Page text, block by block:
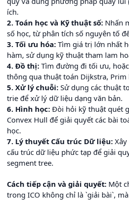
ích.
2. Toán học và Kỹ thuật số: Nhấn
số học, từ phân tích số nguyên tố
3. Tối ưu hóa: Tìm giá trị lớn nhất
hàm, sử dụng kỹ thuật tham lam
4. Đồ thị: Tìm đường đi tối ưu,
thông qua thuật toán Dijkstra, Prim
5. Xử lý chuỗi: Sử dụng các thuật
trie để xử lý dữ liệu dạng văn bản.
6. Hình học: Đòi hỏi kỹ thuật quét
Convex Hull để giải quyết các bài
học.
7. Lý thuyết Cấu trúc Dữ liệu:
cấu trúc dữ liệu phức tạp để giải
segment tree.
Cách tiếp cận và giải quyết: Một
trong ICO không chỉ là `giải bài`,